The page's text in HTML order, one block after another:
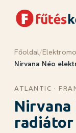
Menü
Termékek
Rólunk
Tudástár
Kosár
Főoldal/
Nirvana Néo
ATLANTIC ·
Nirvana
radiátor